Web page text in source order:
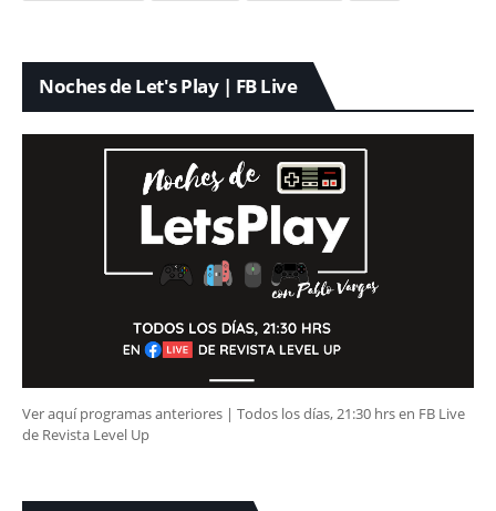
Noches de Let's Play | FB Live
Ver aquí programas anteriores | Todos los días, 21:30 hrs en FB Live
de Revista Level Up